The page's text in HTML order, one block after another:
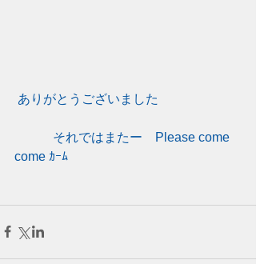
ありがとうございました
それではまたー　Please come
come ｶｰﾑ